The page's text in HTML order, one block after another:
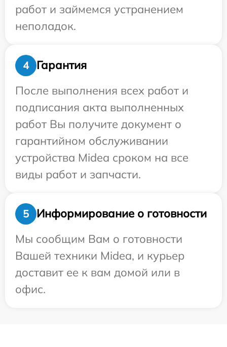
работ и займемся устранением
неполадок.
4
Гарантия
После выполнения всех работ и
подписания акта выполненных
работ Вы получите документ о
гарантийном обслуживании
устройства Midea сроком на все
виды работ и запчасти.
5
Информирование о готовности
Мы сообщим Вам о готовности
Вашей техники Midea, и курьер
доставит ее к вам домой или в
офис.